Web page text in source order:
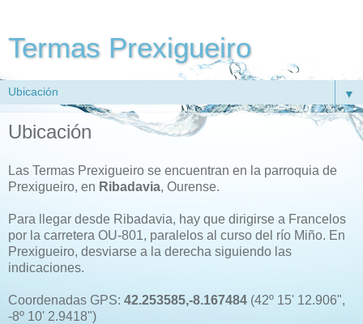
Termas Prexigueiro
▼
Ubicación
Las Termas Prexigueiro se encuentran en la parroquia de
Prexigueiro, en Ribadavia, Ourense.
Para llegar desde Ribadavia, hay que dirigirse a Francelos
por la carretera OU-801, paralelos al curso del río Miño. En
Prexigueiro, desviarse a la derecha siguiendo las
indicaciones.
Coordenadas GPS: 42.253585,-8.167484 (42º 15' 12.906",
-8º 10' 2.9418")